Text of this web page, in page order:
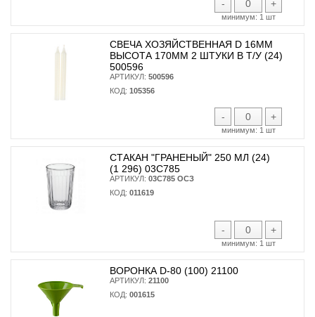
- +
минимум: 1 шт
СВЕЧА ХОЗЯЙСТВЕННАЯ D 16ММ
ВЫСОТА 170ММ 2 ШТУКИ В Т/У (24)
500596
АРТИКУЛ: 500596
КОД: 105356
- +
минимум: 1 шт
СТАКАН "ГРАНЕНЫЙ" 250 МЛ (24)
(1 296) 03С785
АРТИКУЛ: 03С785 ОСЗ
КОД: 011619
- +
минимум: 1 шт
ВОРОНКА D-80 (100) 21100
АРТИКУЛ: 21100
КОД: 001615